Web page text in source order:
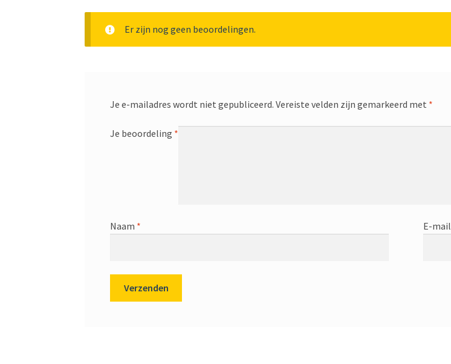
Er zijn nog geen beoordelingen.
Je e-mailadres wordt niet gepubliceerd. Vereiste velden zijn gemarkeerd met *
Je beoordeling *
Naam * E-mail